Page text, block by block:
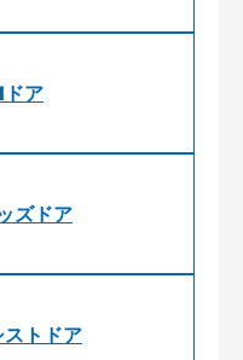
ア
ズドア
トドア